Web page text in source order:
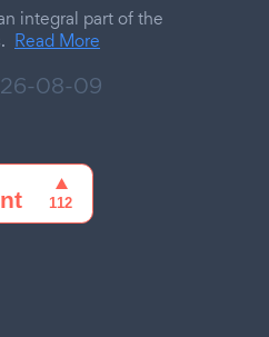
integral part of the
Read More
08-09